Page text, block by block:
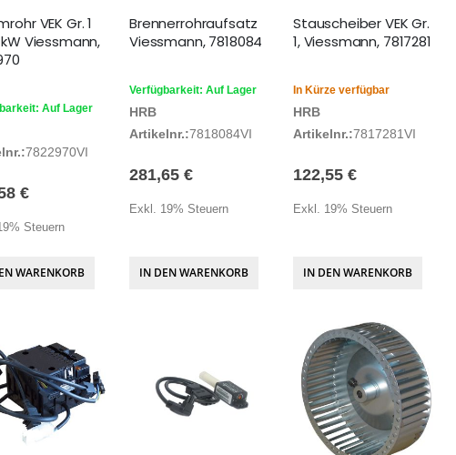
VEK Gr. 1
kW Viessmann,
Auf Lager
7822970VI
€
Steuern
WARENKORB
Brennerrohraufsatz
Viessmann, 7818084
Verfügbarkeit: Auf Lager
HRB
Artikelnr.:7818084VI
281,65 €
Exkl. 19% Steuern
IN DEN WARENKORB
Stauscheiber VEK Gr.
1, Viessmann, 7817281
In Kürze verfügbar
HRB
Artikelnr.:7817281VI
122,55 €
Exkl. 19% Steuern
IN DEN WARENKORB